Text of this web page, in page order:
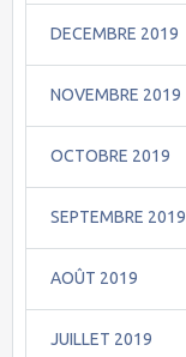
DECEMBRE 2019
NOVEMBRE 2019
OCTOBRE 2019
SEPTEMBRE 2019
AOÛT 2019
JUILLET 2019